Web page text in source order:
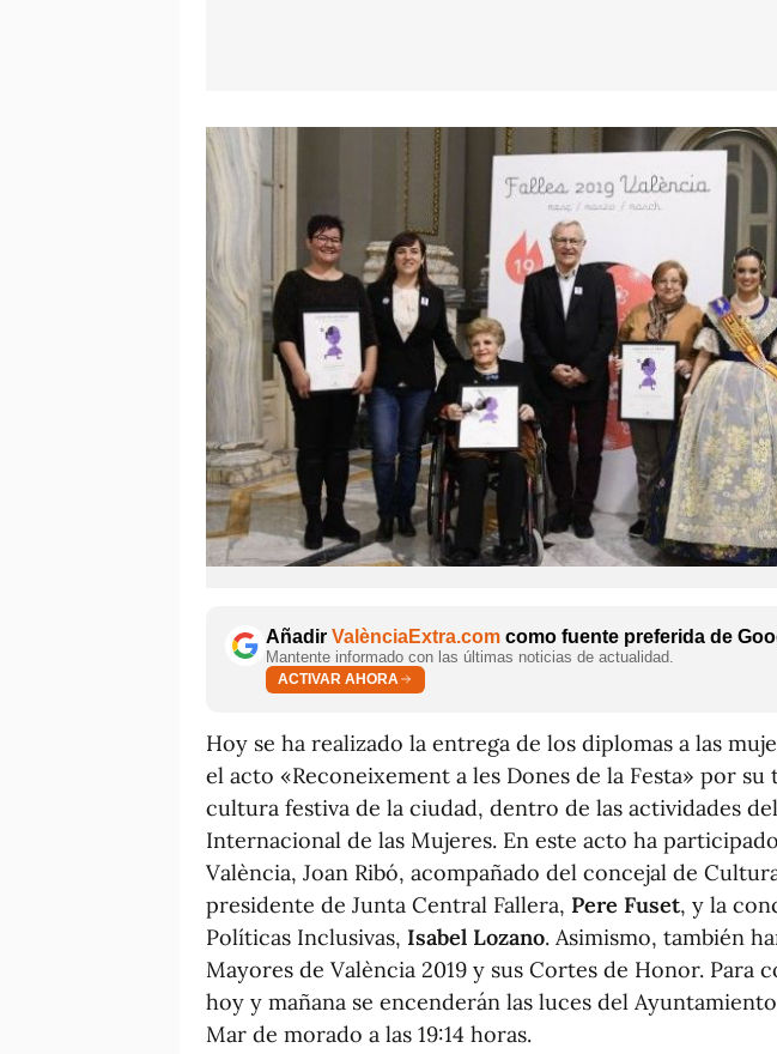
Añadir ValènciaExtra.com como fuente preferida de
Mantente informado con las últimas noticias de actualidad.
ACTIVAR AHORA
Hoy se ha realizado la entrega de los diplomas a las
el acto «Reconeixement a les Dones de la Festa» por su
cultura festiva de la ciudad, dentro de las actividades
Internacional de las Mujeres. En este acto ha
València, Joan Ribó, acompañado del concejal de
presidente de Junta Central Fallera, Pere Fuset, y la
Políticas Inclusivas, Isabel Lozano. Asimismo, también
Mayores de València 2019 y sus Cortes de Honor. Para
hoy y mañana se encenderán las luces del
Mar de morado a las 19:14 horas.